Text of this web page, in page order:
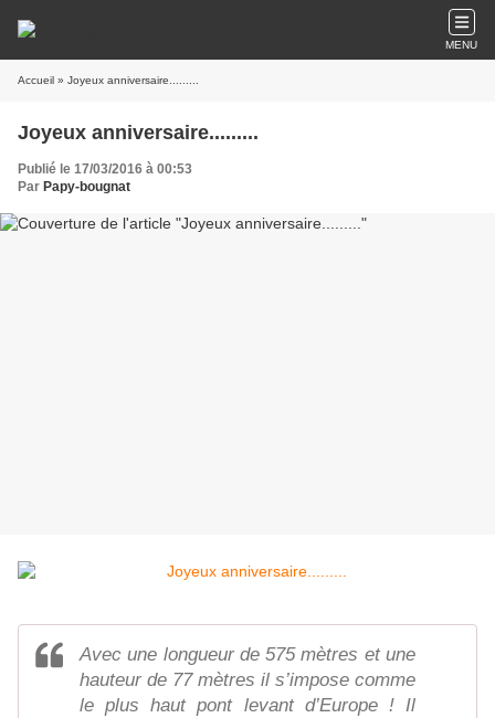
MENU
Accueil » Joyeux anniversaire.........
Joyeux anniversaire.........
Publié le 17/03/2016 à 00:53
Par Papy-bougnat
Avec une longueur de 575 mètres et une
hauteur de 77 mètres il s’impose comme
le plus haut pont levant d’Europe ! Il